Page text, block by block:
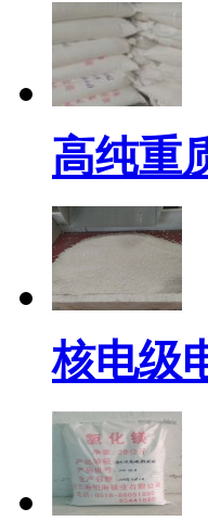
高纯重
核电级